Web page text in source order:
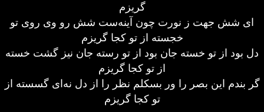
گریزم
ای شش جهت ز نورت چون آینه‌ست شش رو وی روی تو
خجسته از تو کجا گریزم
دل بود از تو خسته جان بود از تو رسته جان نیز گشت خسته
از تو کجا گریزم
گر بندم این بصر را ور بسکلم نظر را از دل نه‌ای گسسته از
تو کجا گریزم